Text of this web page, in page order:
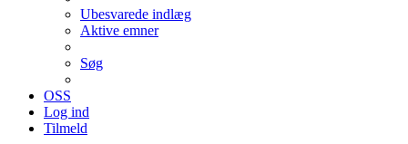
Ubesvarede indlæg
Aktive emner
Søg
OSS
Log ind
Tilmeld